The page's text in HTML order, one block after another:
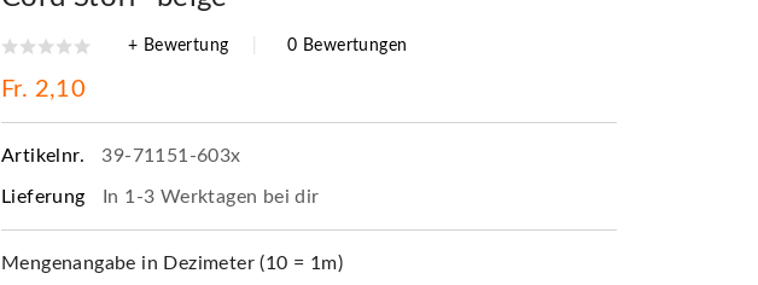
+ Bewertung 0 Bewertungen
Fr. 2,10
Artikelnr. 39-71151-603x
Lieferung In 1-3 Werktagen bei dir
Mengenangabe in Dezimeter (10 = 1m)